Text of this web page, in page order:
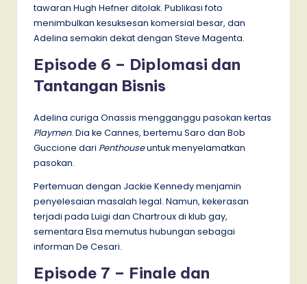
tawaran Hugh Hefner ditolak. Publikasi foto
menimbulkan kesuksesan komersial besar, dan
Adelina semakin dekat dengan Steve Magenta.
Episode 6 – Diplomasi dan
Tantangan Bisnis
Adelina curiga Onassis mengganggu pasokan kertas
Playmen. Dia ke Cannes, bertemu Saro dan Bob
Guccione dari Penthouseuntuk menyelamatkan
pasokan.
Pertemuan dengan Jackie Kennedy menjamin
penyelesaian masalah legal. Namun, kekerasan
terjadi pada Luigi dan Chartroux di klub gay,
sementara Elsa memutus hubungan sebagai
informan De Cesari.
Episode 7 – Finale dan